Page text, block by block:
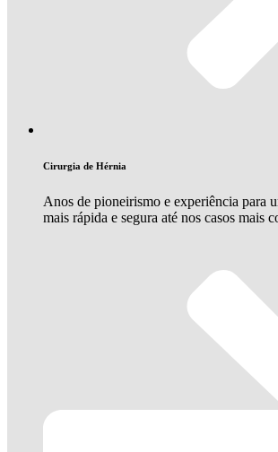
Cirurgia de Hérnia
Anos de pioneirismo e experiência para
mais rápida e segura até nos casos mais